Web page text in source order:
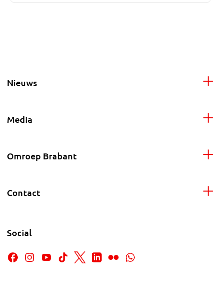
Nieuws
Media
Omroep Brabant
Contact
Social